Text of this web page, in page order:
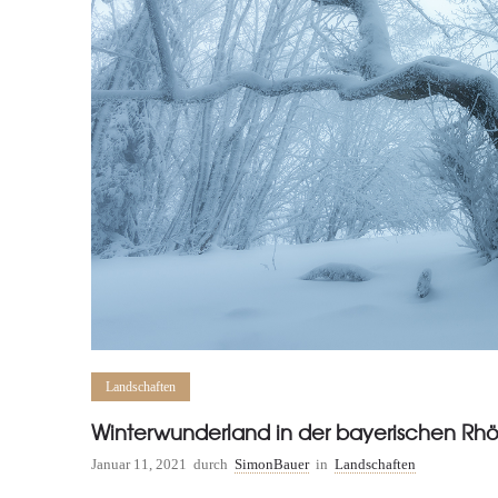
Landschaften
Winterwunderland in der bayerischen
Januar 11, 2021 durch SimonBauer in Landschaften